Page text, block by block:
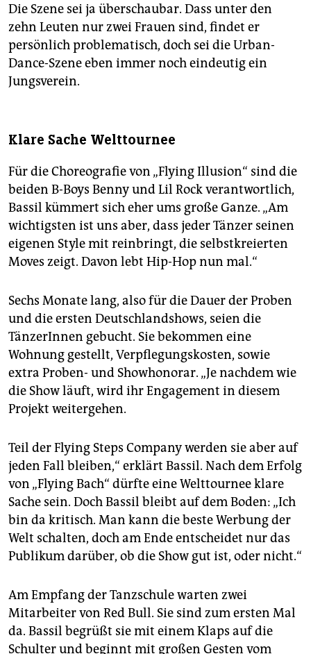
Die Szene sei ja überschaubar. Dass unter den
zehn Leuten nur zwei Frauen sind, findet er
persönlich problematisch, doch sei die Urban-
Dance-Szene eben immer noch eindeutig ein
Jungsverein.
Klare Sache Welttournee
Für die Choreografie von „Flying Illusion“ sind die
beiden B-Boys Benny und Lil Rock verantwortlich,
Bassil kümmert sich eher ums große Ganze. „Am
wichtigsten ist uns aber, dass jeder Tänzer seinen
eigenen Style mit reinbringt, die selbstkreierten
Moves zeigt. Davon lebt Hip-Hop nun mal.“
Sechs Monate lang, also für die Dauer der Proben
und die ersten Deutschlandshows, seien die
TänzerInnen gebucht. Sie bekommen eine
Wohnung gestellt, Verpflegungskosten, sowie
extra Proben- und Showhonorar. „Je nachdem wie
die Show läuft, wird ihr Engagement in diesem
Projekt weitergehen.
Teil der Flying Steps Company werden sie aber auf
jeden Fall bleiben,“ erklärt Bassil. Nach dem Erfolg
von „Flying Bach“ dürfte eine Welttournee klare
Sache sein. Doch Bassil bleibt auf dem Boden: „Ich
bin da kritisch. Man kann die beste Werbung der
Welt schalten, doch am Ende entscheidet nur das
Publikum darüber, ob die Show gut ist, oder nicht.“
Am Empfang der Tanzschule warten zwei
Mitarbeiter von Red Bull. Sie sind zum ersten Mal
da. Bassil begrüßt sie mit einem Klaps auf die
Schulter und beginnt mit großen Gesten vom